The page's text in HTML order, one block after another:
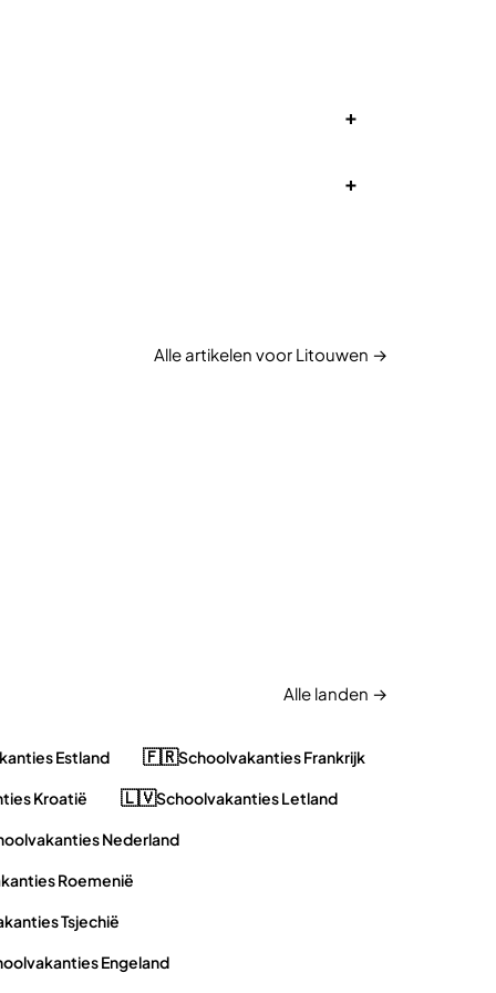
+
+
Alle artikelen voor Litouwen →
Alle landen →
Estland 🇫🇷Schoolvakanties Frankrijk
Kroatië 🇱🇻Schoolvakanties Letland
Nederland
Roemenië
Tsjechië
Engeland